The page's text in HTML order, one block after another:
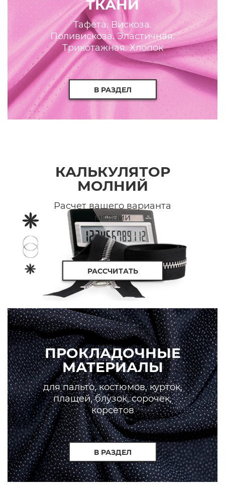
ТКАНИ
Тафета. Вискоза.
Поливискоза. Эластичная.
Трикотажная. Хлопок
В РАЗДЕЛ
КАЛЬКУЛЯТОР
МОЛНИЙ
Расчет вашего варианта
молнии
РАССЧИТАТЬ
ПРОКЛАДОЧНЫЕ
МАТЕРИАЛЫ
для пальто, костюмов, курток,
плащей, блузок, сорочек,
корсетов
В РАЗДЕЛ